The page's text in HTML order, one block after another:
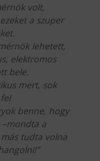
volt,
a szuper
lehetett,
elektromos
bele.
mert, sok
benne, hogy
a
tudta volna